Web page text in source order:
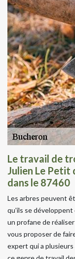
Le travail de
Julien Le Petit
dans le 87460
Les arbres peuvent
qu'ils se
un profane de
vous proposer de
expert qui a